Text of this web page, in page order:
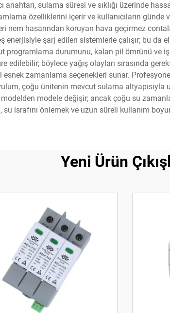
anahtarı, sulama süresi ve sıklığı üzerinde
özelliklerini içerir ve kullanıcıların
nem hasarından koruyan hava geçirmez
enerjisiyle şarj edilen sistemlerle çalışır; bu
programlama durumunu, kalan pil ömrünü ve
edilebilir; böylece yağış olayları sırasında
zamanlama seçenekleri sunar.
çoğu ünitenin mevcut sulama
modele değişir; ancak çoğu su
su israfını önlemek ve uzun süreli kullanım
Yeni Ürün